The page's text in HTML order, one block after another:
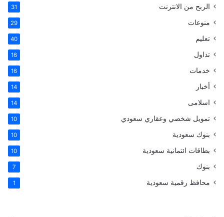
الربح من الانترنت 31
منوعات 29
تعليم 40
تداول 16
خدمات 16
أخبار 14
اسلامى 14
تمويل شخصي وعقاري سعودي 10
بنوك سعودية 10
بطاقات ائتمانية سعودية 10
بنوك 7
محافظ رقمية سعودية 1